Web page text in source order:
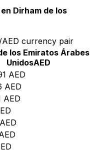
Dirham de los
currency pair
los Emiratos Árabes
UnidosAED
AED
AED
AED
AED